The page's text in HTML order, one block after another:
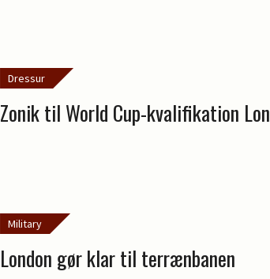
Dressur
Zonik til World Cup-kvalifikation
Military
London gør klar til terrænbanen